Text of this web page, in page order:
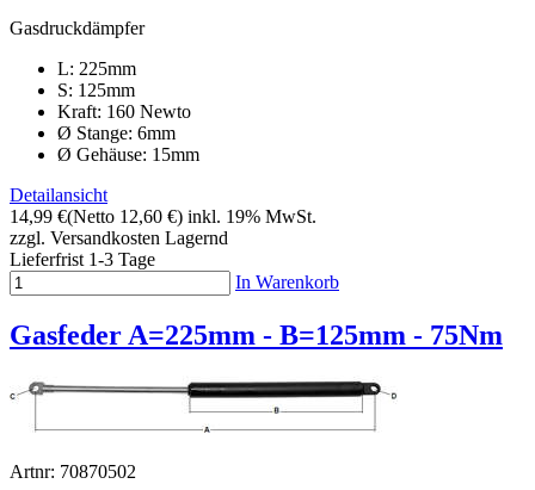
Gasdruckdämpfer
L: 225mm
S: 125mm
Kraft: 160 Newto
Ø Stange: 6mm
Ø Gehäuse: 15mm
Detailansicht
14,99 €(Netto 12,60 €) inkl. 19% MwSt.
zzgl. Versandkosten Lagernd
Lieferfrist 1-3 Tage
In Warenkorb
Gasfeder A=225mm - B=125mm - 75Nm
Artnr: 70870502